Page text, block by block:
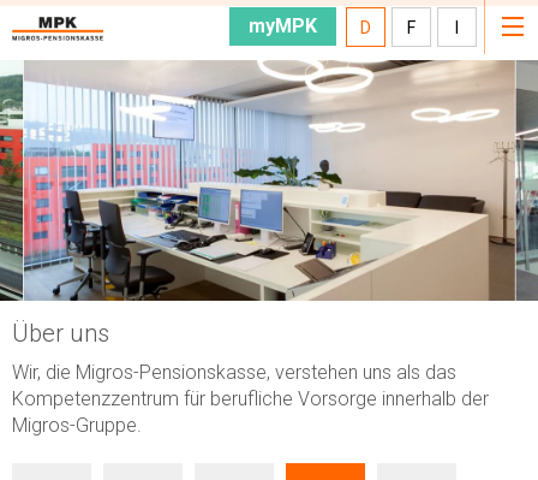
D F
myMPK
Über uns
Wir, die Migros-Pensionskasse, verstehen uns als das
Kompetenzzentrum für berufliche Vorsorge innerhalb der
Migros-Gruppe.